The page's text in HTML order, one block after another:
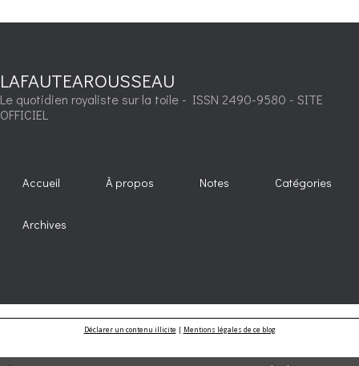
LAFAUTEAROUSSEAU
Le quotidien royaliste sur la toile - ISSN 2490-9580 - SITE
OFFICIEL
Accueil À propos Notes Catégories
Archives
Déclarer un contenu illicite| Mentions légales de ce blog